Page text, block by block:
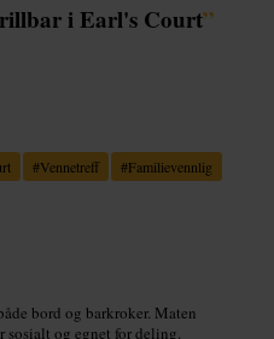
i Earl's Court”
#Vennetreff #Familievennlig
bord og barkroker. Maten
sosialt og egnet for deling.